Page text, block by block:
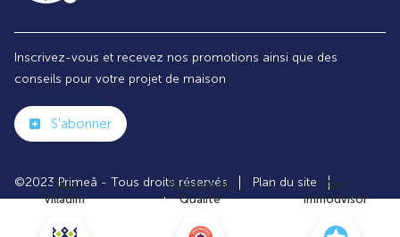
Club
Villadim
Maisons de
Qualité
Avis
Immodvisor
Inscrivez-vous et recevez nos promotions ainsi que des
conseils pour votre projet de maison
S'abonner
©2023 Primeâ - Tous droits réservés
Plan du site
Paramètres des cookies
Politiques de Confidentialités
Mentions légales
Recrutement